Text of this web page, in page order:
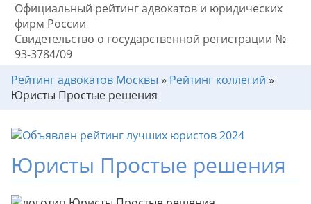
Официальный рейтинг адвокатов и юридических
фирм России
Свидетельство о государственной регистрации №
93-3784/09
Рейтинг адвокатов Москвы » Рейтинг коллегий »
Юристы Простые решения
Юристы Простые решения